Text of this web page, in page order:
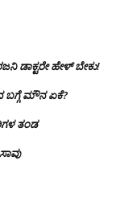
ಡಾಕ್ಟರೇ ಹೇಳ್ ಬೇಕು!
ಬಗ್ಗೆ ಮೌನ ಏಕೆ?
ತಂಡ